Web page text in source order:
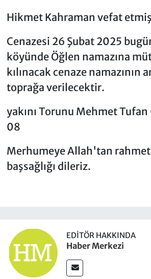
Hikmet Kahraman vefat
Cenazesi 26 Şubat 2025
köyünde Öğlen namazına
kılınacak cenaze namazının
toprağa verilecektir.
yakını Torunu Mehmet
08
Merhumeye Allah'tan
başsağlığı dileriz.
EDITÖR HAKKINDA
Haber Merkezi